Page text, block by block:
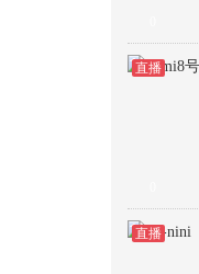
直播
直播